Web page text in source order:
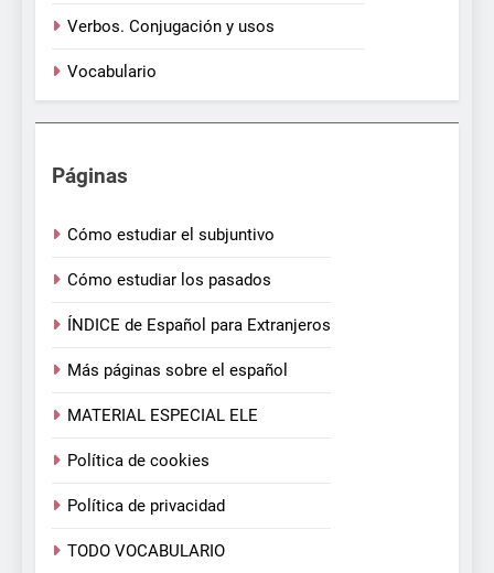
Verbos. Conjugación y usos
Vocabulario
Páginas
Cómo estudiar el subjuntivo
Cómo estudiar los pasados
ÍNDICE de Español para Extranjeros
Más páginas sobre el español
MATERIAL ESPECIAL ELE
Política de cookies
Política de privacidad
TODO VOCABULARIO